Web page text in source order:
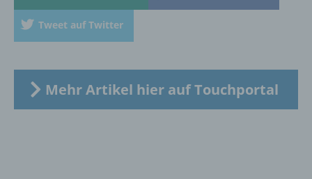
Tweet auf Twitter
Mehr Artikel hier auf Touchportal
bezüglich Arbeitsleistung, wirtschaftlicher
vorherzusagen.